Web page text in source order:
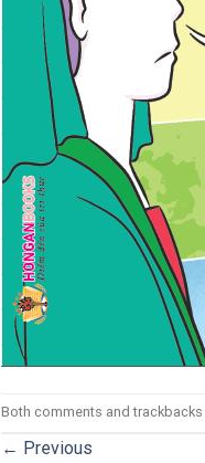
Both comments and trackbacks
← Previous